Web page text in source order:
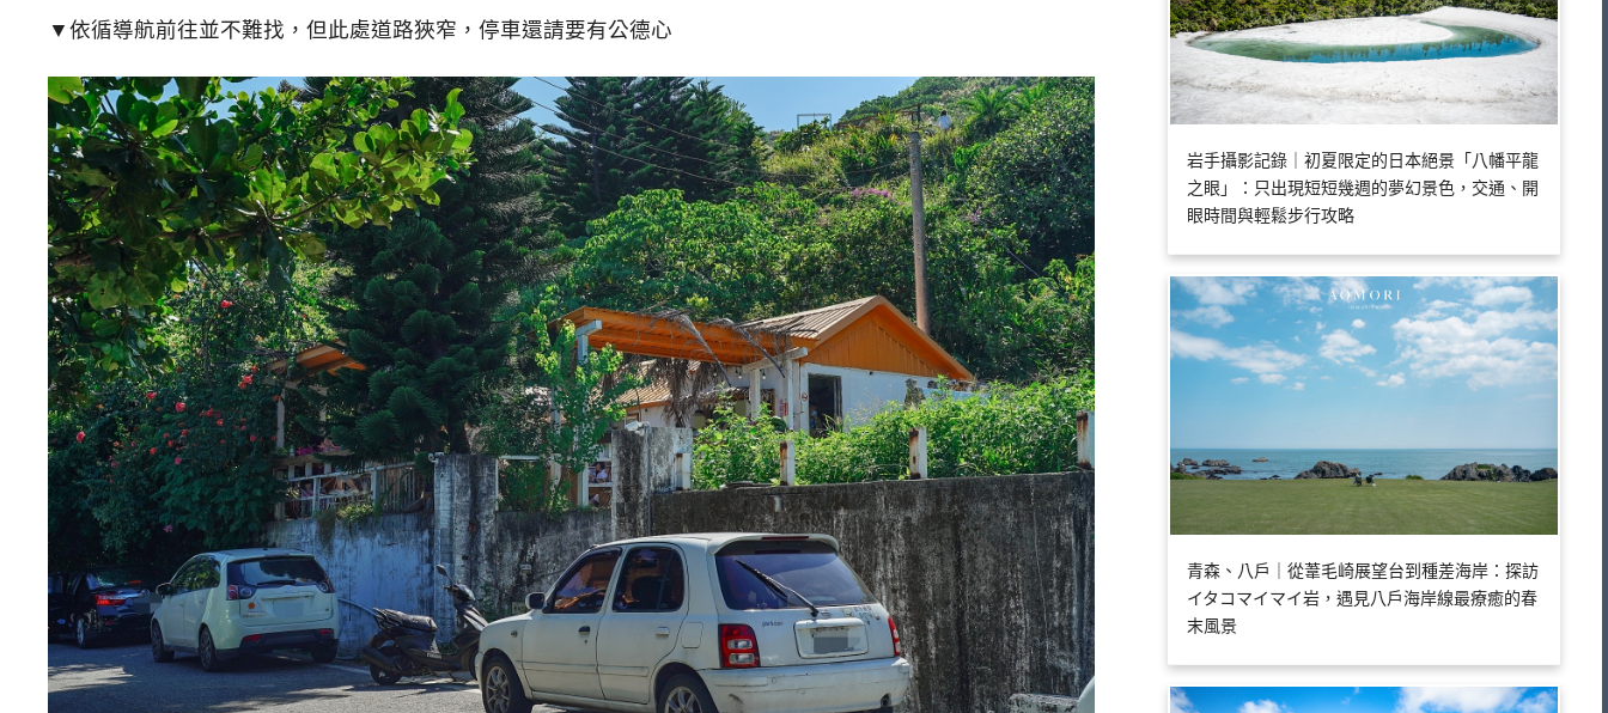
▼依循導航前往並不難找，但此處道路狹窄，停車還請要有公德心
岩手攝影記錄｜初夏限定的日本絕景「八幡平龍
之眼」：只出現短短幾週的夢幻景色，交通、開
眼時間與輕鬆步行攻略
青森、八戶｜從葦毛崎展望台到種差海岸：探訪
イタコマイマイ岩，遇見八戶海岸線最療癒的春
末風景